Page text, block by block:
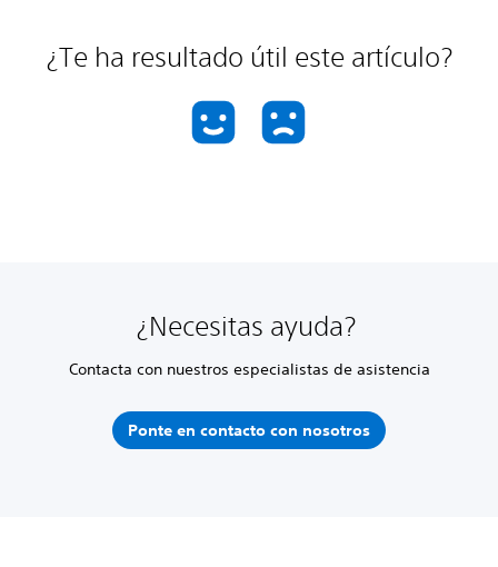
¿Te ha resultado útil este artículo?
¿Necesitas ayuda?
Contacta con nuestros especialistas de asistencia
Ponte en contacto con nosotros